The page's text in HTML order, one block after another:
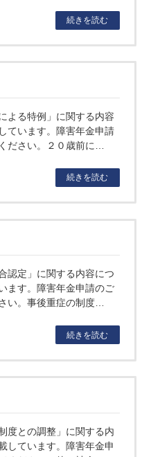
続きを読む
よる特例」に関する内容
ています。障害年金申請
ださい。２０歳前に…
続きを読む
認定」に関する内容につ
ます。障害年金申請のご
い。事後重症の制度…
続きを読む
度との調整」に関する内
しています。障害年金申